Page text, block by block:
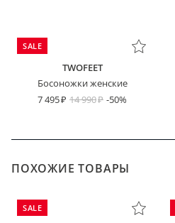
SALE
TWOFEET
Босоножки женские
7 495
14 990 -50%
ПОХОЖИЕ ТОВАРЫ
SALE